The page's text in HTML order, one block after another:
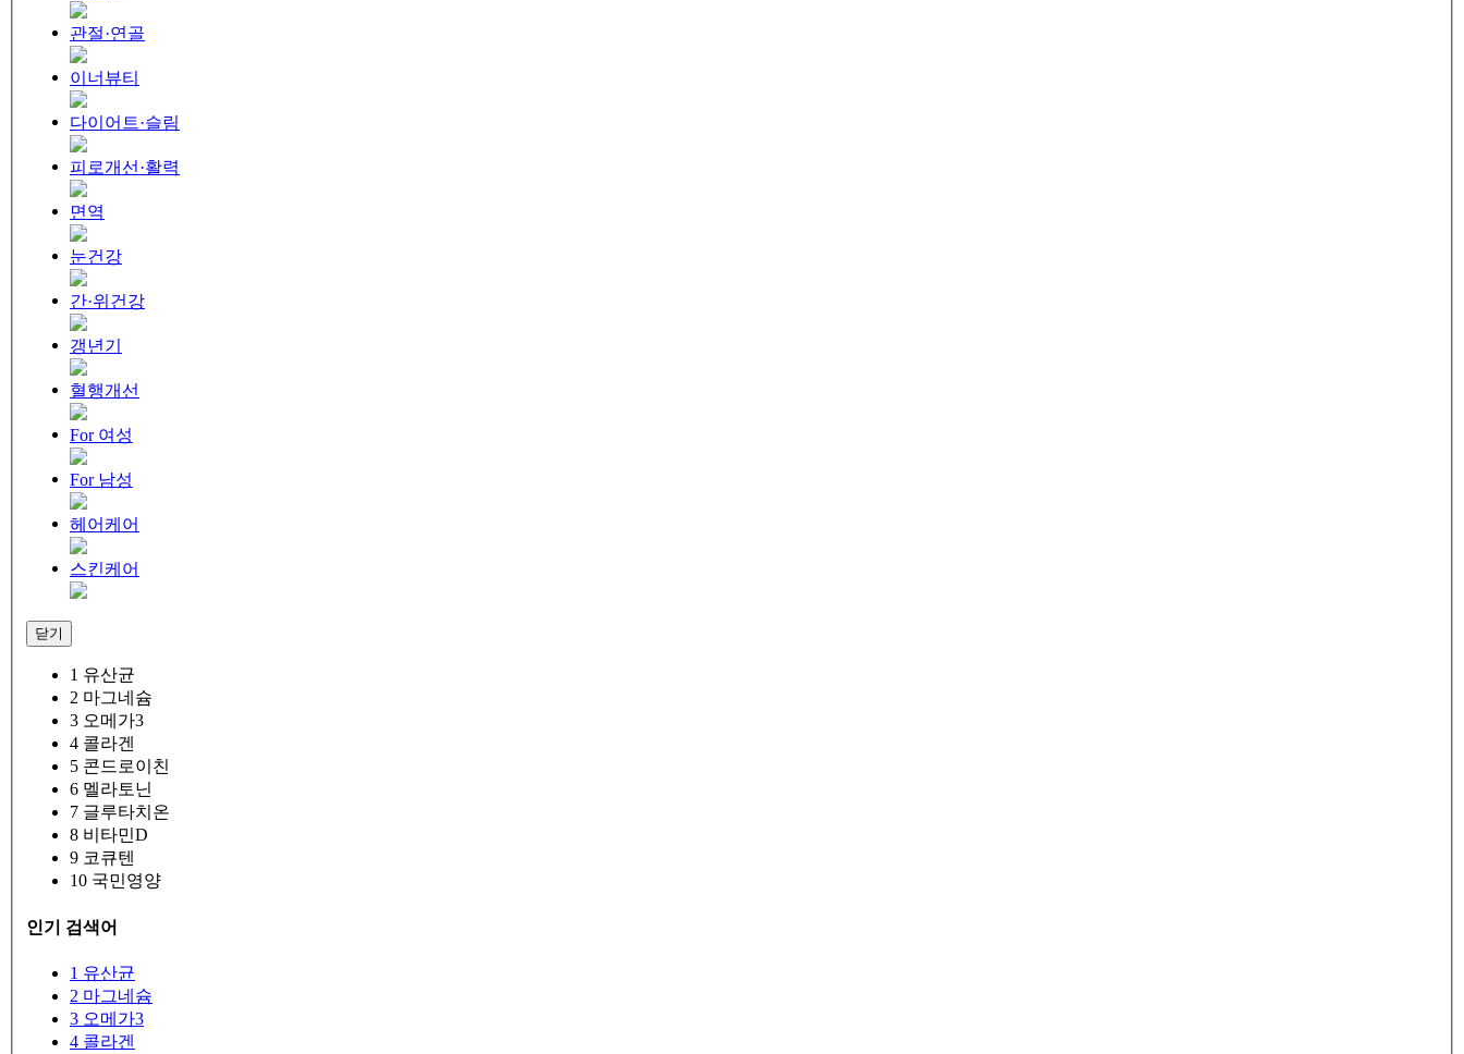
관절·연골
이너뷰티
다이어트·슬림
피로개선·활력
면역
눈건강
간·위건강
갱년기
혈행개선
For 여성
For 남성
헤어케어
스킨케어
닫기
1 유산균
2 마그네슘
3 오메가3
4 콜라겐
5 콘드로이친
6 멜라토닌
7 글루타치온
8 비타민D
9 코큐텐
10 국민영양
인기 검색어
1 유산균
2 마그네슘
3 오메가3
4 콜라겐